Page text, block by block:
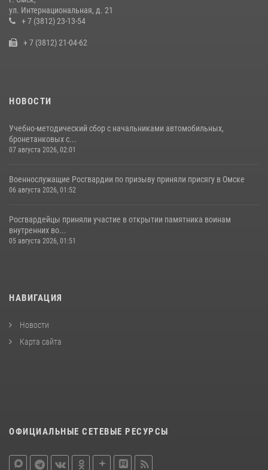
Росгвардия подвела итоги добровольной сдачи оружия в Омской
области
ул. Интернациональная, д. 21
+ 7 (3812) 23-13-54
+ 7 (3812) 21-04-62
НОВОСТИ
Учебно-методический сбор с начальниками автомобильных,
бронетанковых с...
07 августа 2026, 02:01
Военнослужащие Росгвардии по призыву приняли присягу в Омске
06 августа 2026, 01:52
Росгвардейцы приняли участие в открытии памятника воинам
внутренних во...
05 августа 2026, 01:51
НАВИГАЦИЯ
Новости
Карта сайта
ОФИЦИАЛЬНЫЕ СЕТЕВЫЕ РЕСУРСЫ